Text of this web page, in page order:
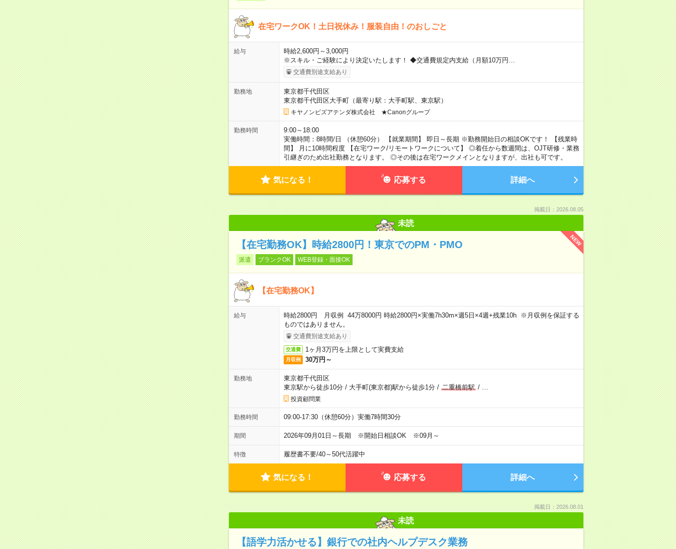
在宅ワークOK！土日祝休み！服装自由！のおしごと
給与
時給2,600円～3,000円
※スキル・ご経験により決定いたします！ ◆交通費規定内支給（月額10万円…
交通費別途支給あり
勤務地
東京都千代田区
東京都千代田区大手町（最寄り駅：大手町駅、東京駅）
キヤノンビズアテンダ株式会社 ★Canonグループ
勤務時間
9:00～18:00
実働時間：8時間/日 （休憩60分） 【就業期間】 即日～長期 ※勤務開始日の相談OKです！ 【残業時
間】 月に10時間程度 【在宅ワーク/リモートワークについて】 ◎着任から数週間は、OJT研修・業務
引継ぎのため出社勤務となります。 ◎その後は在宅ワークメインとなりますが、出社も可です。
気になる！ 応募する 詳細へ
掲載日：2026.08.05
未読
NEW
【在宅勤務OK】時給2800円！東京でのPM・PMO
派遣 ブランクOK WEB登録・面接OK
【在宅勤務OK】
給与
時給2800円 月収例 44万8000円 時給2800円×実働7h30m×週5日×4週+残業10h ※月収例を保証する
ものではありません。
交通費別途支給あり
交通費 1ヶ月3万円を上限として実費支給
月収例 30万円～
勤務地
東京都千代田区
東京駅から徒歩10分/ 大手町(東京都)駅から徒歩1分/ 二重橋前駅/
投資顧問業
勤務時間 09:00-17:30（休憩60分）実働7時間30分
期間 2026年09月01日～長期 ※開始日相談OK ※09月～
特徴 履歴書不要/40～50代活躍中
気になる！ 応募する 詳細へ
掲載日：2026.08.01
未読
【語学力活かせる】銀行での社内ヘルプデスク業務